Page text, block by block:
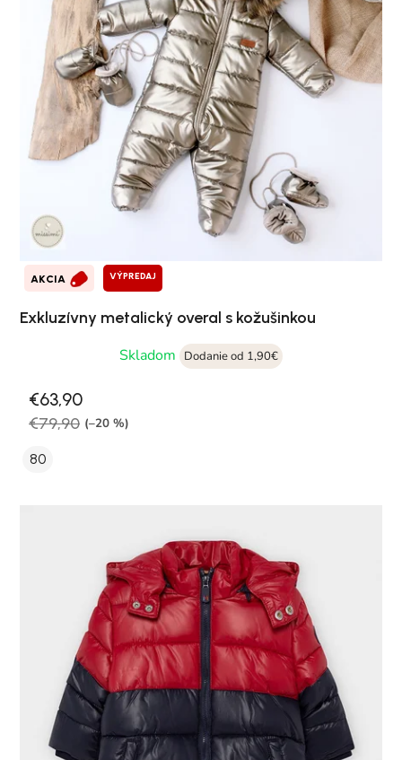
AKCIA VÝPREDAJ
Exkluzívny metalický overal s kožušinkou
Skladom
Dodanie od 1,90€
€63,90
€79,90 (–20 %)
80